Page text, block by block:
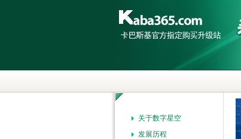
关于数字星空
发展历程